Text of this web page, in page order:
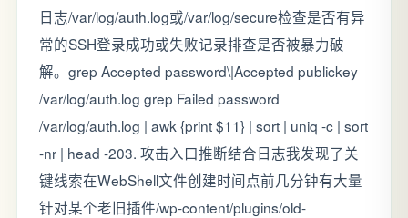
日志/var/log/auth.log或/var/log/secure检查是否有异
常的SSH登录成功或失败记录排查是否被暴力破
解。grep Accepted password\|Accepted publickey
/var/log/auth.log grep Failed password
/var/log/auth.log | awk {print $11} | sort | uniq -c | sort
-nr | head -203. 攻击入口推断结合日志我发现了关
键线索在WebShell文件创建时间点前几分钟有大量
针对某个老旧插件/wp-content/plugins/old-